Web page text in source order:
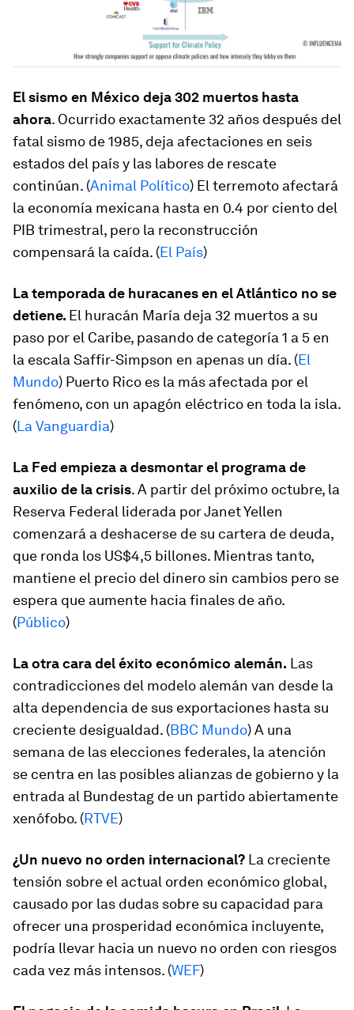
El sismo en México deja 302 muertos hasta
ahora. Ocurrido exactamente 32 años después del
fatal sismo de 1985, deja afectaciones en seis
estados del país y las labores de rescate
continúan. (Animal Político) El terremoto afectará
la economía mexicana hasta en 0.4 por ciento del
PIB trimestral, pero la reconstrucción
compensará la caída. (El País)
La temporada de huracanes en el Atlántico no se
detiene. El huracán María deja 32 muertos a su
paso por el Caribe, pasando de categoría 1 a 5 en
la escala Saffir-Simpson en apenas un día. (El
Mundo) Puerto Rico es la más afectada por el
fenómeno, con un apagón eléctrico en toda la isla.
(La Vanguardia)
La Fed empieza a desmontar el programa de
auxilio de la crisis. A partir del próximo octubre, la
Reserva Federal liderada por Janet Yellen
comenzará a deshacerse de su cartera de deuda,
que ronda los US$4,5 billones. Mientras tanto,
mantiene el precio del dinero sin cambios pero se
espera que aumente hacia finales de año.
(Público)
La otra cara del éxito económico alemán. Las
contradicciones del modelo alemán van desde la
alta dependencia de sus exportaciones hasta su
creciente desigualdad. (BBC Mundo) A una
semana de las elecciones federales, la atención
se centra en las posibles alianzas de gobierno y la
entrada al Bundestag de un partido abiertamente
xenófobo. (RTVE)
¿Un nuevo no orden internacional? La creciente
tensión sobre el actual orden económico global,
causado por las dudas sobre su capacidad para
ofrecer una prosperidad económica incluyente,
podría llevar hacia un nuevo no orden con riesgos
cada vez más intensos. (WEF)